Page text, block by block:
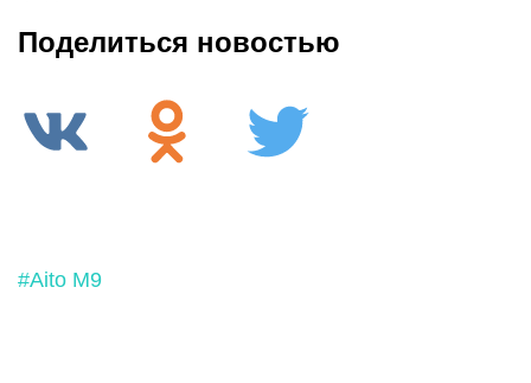
Поделиться новостью
#Aito M9